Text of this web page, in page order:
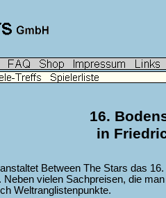
16.
in
Between The Stars das
vielen Sachpreisen, die
Weltranglistenpunkte.